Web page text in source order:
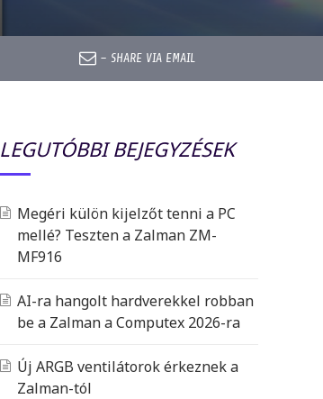
– SHARE VIA EMAIL
LEGUTÓBBI BEJEGYZÉSEK
Megéri külön kijelzőt tenni a PC
mellé? Teszten a Zalman ZM-
MF916
AI-ra hangolt hardverekkel robban
be a Zalman a Computex 2026-ra
Új ARGB ventilátorok érkeznek a
Zalman-tól